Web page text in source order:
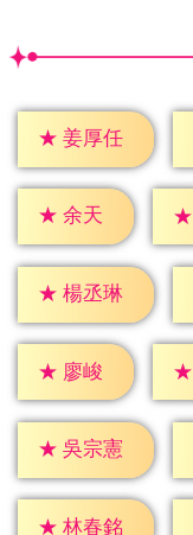
★ 姜厚任
★ 余天 ★
★ 楊丞琳
★ 廖峻 ★
★ 吳宗憲
★ 林春銘